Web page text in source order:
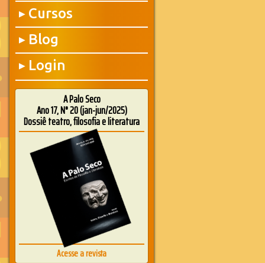
▶ Cursos
▶ Blog
▶ Login
A Palo Seco
Ano 17, N° 20 (jan-jun/2025)
Dossiê teatro, filosofia e literatura
Acesse a revista